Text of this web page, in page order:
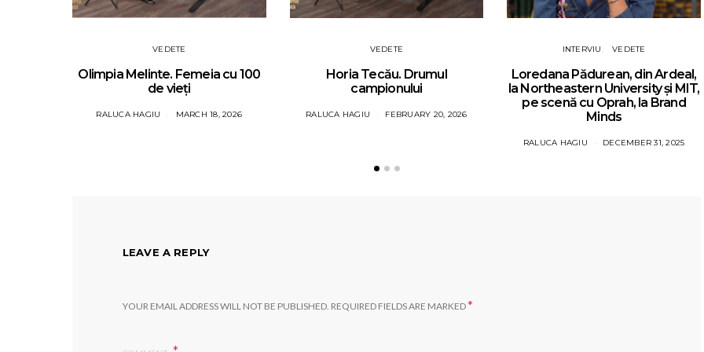
VEDETE
Olimpia Melinte. Femeia cu 100
de vieți
RALUCA HAGIU MARCH 18, 2026
VEDETE
Horia Tecău. Drumul
campionului
RALUCA HAGIU FEBRUARY 20, 2026
INTERVIU VEDETE
Loredana Pădurean, din Ardeal,
la Northeastern University și MIT,
pe scenă cu Oprah, la Brand
Minds
RALUCA HAGIU DECEMBER 31, 2025
LEAVE A REPLY
YOUR EMAIL ADDRESS WILL NOT BE PUBLISHED. REQUIRED FIELDS ARE MARKED*